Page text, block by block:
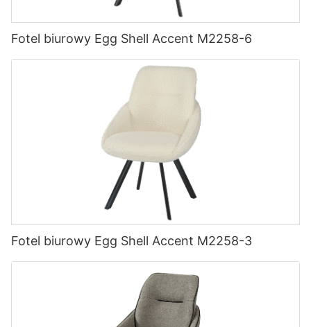
Fotel biurowy Egg Shell Accent M2258-6
Fotel biurowy Egg Shell Accent M2258-3